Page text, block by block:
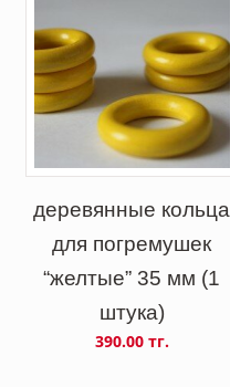
деревянные кольца
для погремушек
“желтые” 35 мм (1
штука)
390.00 тг.